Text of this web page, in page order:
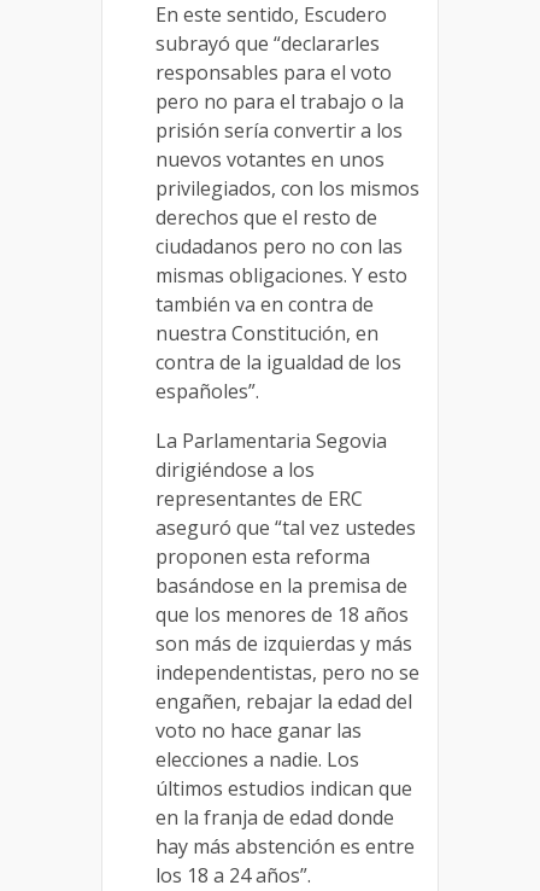
En este sentido, Escudero
subrayó que “declararles
responsables para el voto
pero no para el trabajo o la
prisión sería convertir a los
nuevos votantes en unos
privilegiados, con los mismos
derechos que el resto de
ciudadanos pero no con las
mismas obligaciones. Y esto
también va en contra de
nuestra Constitución, en
contra de la igualdad de los
españoles”.
La Parlamentaria Segovia
dirigiéndose a los
representantes de ERC
aseguró que “tal vez ustedes
proponen esta reforma
basándose en la premisa de
que los menores de 18 años
son más de izquierdas y más
independentistas, pero no se
engañen, rebajar la edad del
voto no hace ganar las
elecciones a nadie. Los
últimos estudios indican que
en la franja de edad donde
hay más abstención es entre
los 18 a 24 años”.